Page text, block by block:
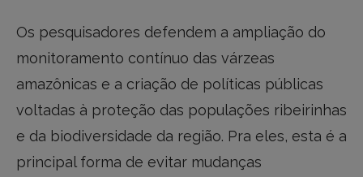
Os pesquisadores defendem a ampliação do
monitoramento contínuo das várzeas
amazônicas e a criação de políticas públicas
voltadas à proteção das populações ribeirinhas
e da biodiversidade da região. Pra eles, esta é a
principal forma de evitar mudanças